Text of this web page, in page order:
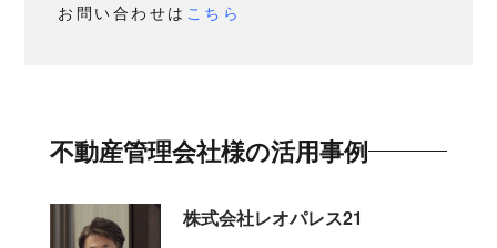
お問い合わせは こちら
不動産管理会社様の活用事例
株式会社レオパレス21